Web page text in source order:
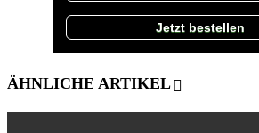
Jetzt bestellen
ÄHNLICHE ARTIKEL